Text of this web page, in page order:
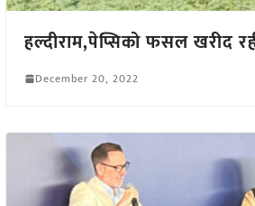
हल्दीराम,पेप्सिको फसल खरीद
December 20, 2022